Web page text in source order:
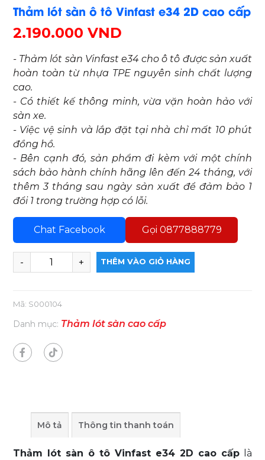
Thảm lót sàn ô tô Vinfast e34 2D cao cấp
2.190.000 VND
- Thảm lót sàn Vinfast e34 cho ô tô được sản xuất
hoàn toàn từ nhựa TPE nguyên sinh chất lượng
cao.
- Có thiết kế thông minh, vừa vặn hoàn hảo với
sàn xe.
- Việc vệ sinh và lắp đặt tại nhà chỉ mất 10 phút
đồng hồ.
- Bên cạnh đó, sản phẩm đi kèm với một chính
sách bảo hành chính hãng lên đến 24 tháng, với
thêm 3 tháng sau ngày sản xuất để đảm bảo 1
đổi 1 trong trường hợp có lỗi.
Chat Facebook Gọi 0877888779
THÊM VÀO GIỎ HÀNG
Mã: S000104
Danh mục: Thảm lót sàn cao cấp
Mô tả Thông tin thanh toán
Thảm lót sàn ô tô Vinfast e34 2D cao cấp là